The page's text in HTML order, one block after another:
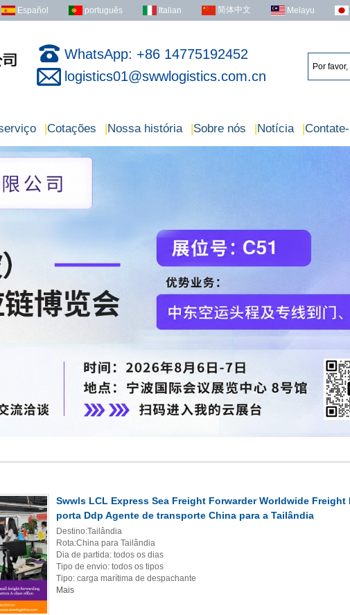
Español português Italian 简体中文 Melayu
WhatsApp: +86 14775192452
logistics01@swwlogistics.com.cn
|Cotações |Nossa história |Sobre nós |Notícia |
Swwls LCL Express Sea Freight Forwarder Worldwide
porta Ddp Agente de transporte China para a Tailândia
Destino:Tailândia
Rota:China para Tailândia
Dia de partida: todos os dias
Tipo de envio: todos os tipos
Tipo: carga marítima de despachante
Mais